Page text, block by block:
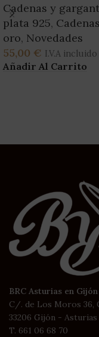
Cadenas y
plata 925,
oro, Novedades
55,00 € I.V.A incluido
Añadir Al Carrito
BRC Asturias en Gijón
C/. de Los Moros 36,
33206 Gijón - Asturias
T. 661 06 68 70